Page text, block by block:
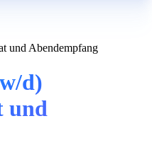
und Abendempfang
d)
und